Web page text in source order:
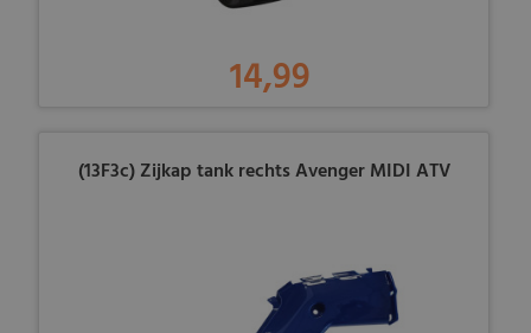
14,99
(13F3c) Zijkap tank rechts Avenger MIDI ATV